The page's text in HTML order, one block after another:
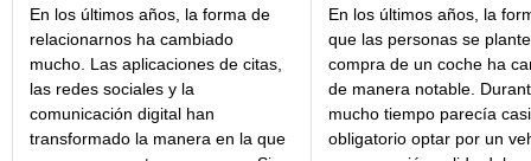
En los últimos años, la forma de
relacionarnos ha cambiado
mucho. Las aplicaciones de citas,
las redes sociales y la
comunicación digital han
transformado la manera en la que
En los últimos años, la
que las personas se
compra de un coche ha
de manera notable.
mucho tiempo parecía casi
obligatorio optar por un